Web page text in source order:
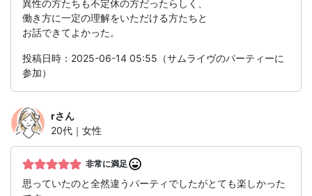
異性の方たちも不定休の方だったらしく、
働き方に一定の理解をいただける方たちと
お話できてよかった。
投稿日時：2025-06-14 05:55（サムライヴのパーティーに
参加）
rさん
20代｜女性
非常に満足
思っていたのと全然違うパーティでしたがとても楽しかった